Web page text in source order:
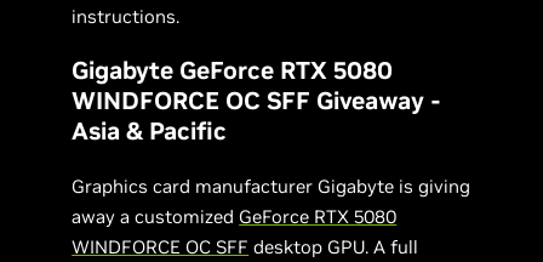
instructions.
Gigabyte GeForce RTX 5080
WINDFORCE OC SFF Giveaway -
Asia & Pacific
Graphics card manufacturer Gigabyte is giving
away a customized GeForce RTX 5080
WINDFORCE OC SFF desktop GPU. A full